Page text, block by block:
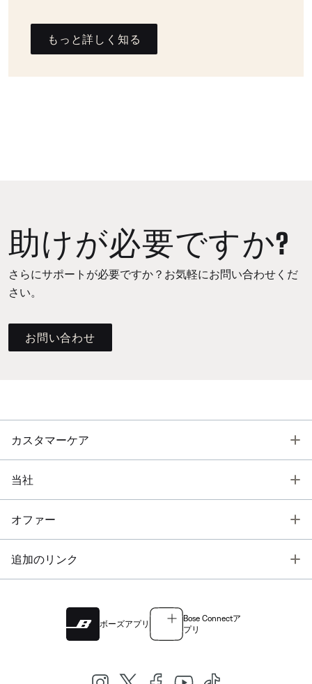
もっと詳しく知る
助けが必要ですか?
さらにサポートが必要ですか？お気軽にお問い合わせくだ
さい。
お問い合わせ
カスタマーケア
当社
オファー
追加のリンク
ボーズアプリ
Bose Connectア
プリ